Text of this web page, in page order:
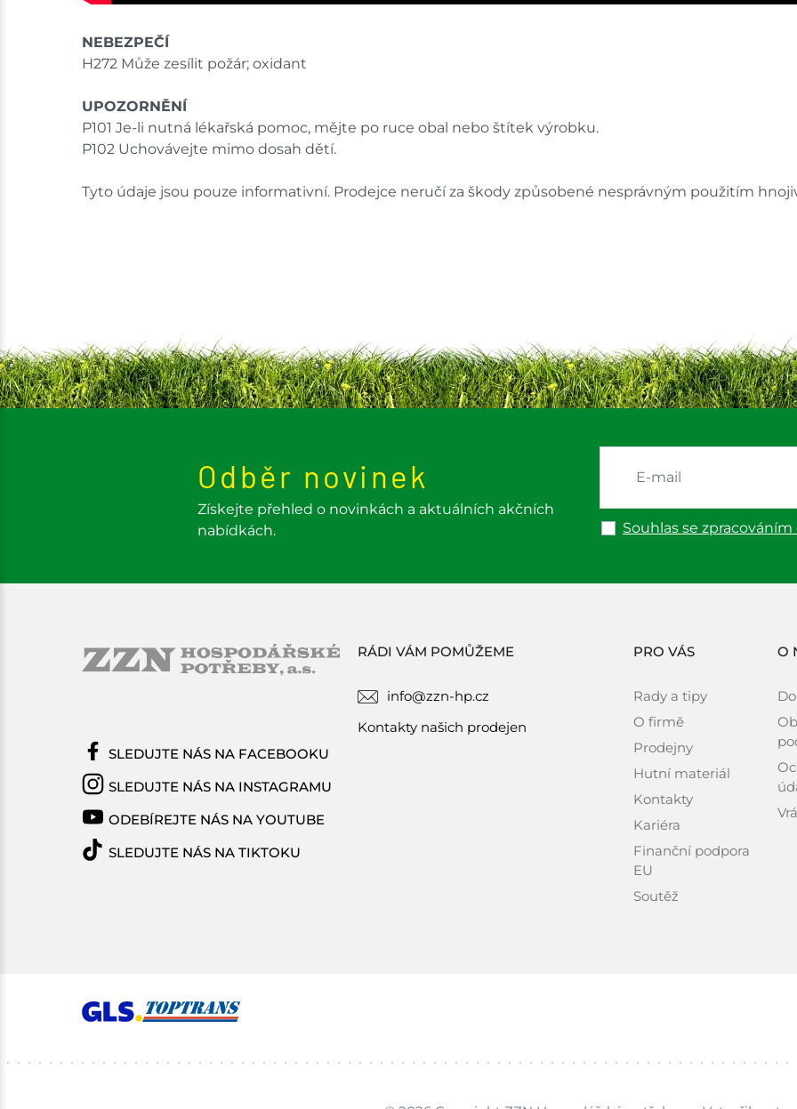
NEBEZPEČÍ
H272 Může zesílit požár; oxidant
UPOZORNĚNÍ
P101 Je-li nutná lékařská pomoc, mějte po ruce obal nebo štítek výrobku.
P102 Uchovávejte mimo dosah dětí.
Tyto údaje jsou pouze informativní. Prodejce neručí za škody způsobené nesprávným použitím
Odběr novinek
Získejte přehled o novinkách a aktuálních akčních
nabídkách.
Souhlas se
RÁDI VÁM POMŮŽEME
info@zzn-hp.cz
Kontakty našich prodejen
PRO VÁS
Rady a tipy
O firmě
Prodejny
Hutní materiál
Kontakty
Kariéra
Finanční podpora
EU
Soutěž
O
SLEDUJTE NÁS NA FACEBOOKU
SLEDUJTE NÁS NA INSTAGRAMU
ODEBÍREJTE NÁS NA YOUTUBE
SLEDUJTE NÁS NA TIKTOKU